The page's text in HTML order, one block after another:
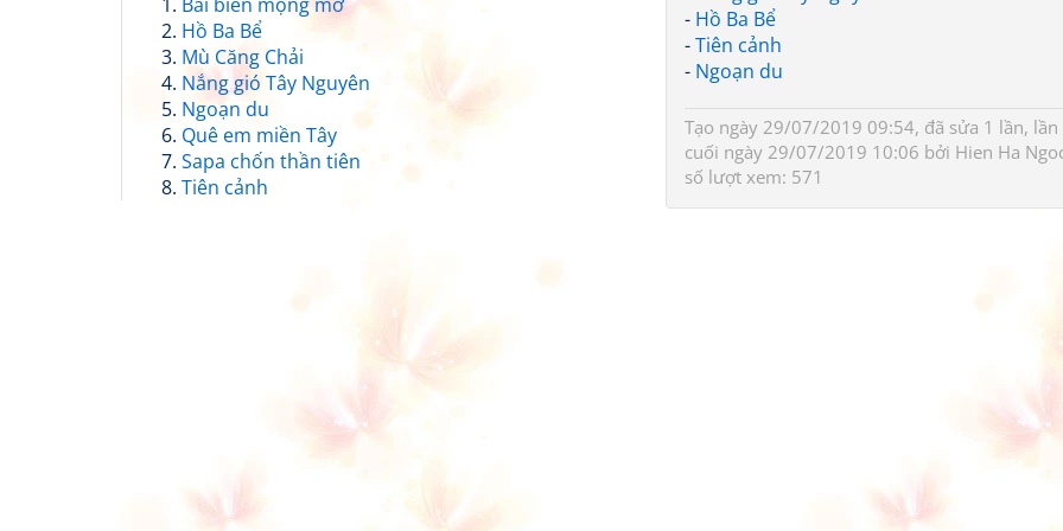
- Hồ Ba Bể
-Tiên cảnh
- Ngoạn du
Tạo ngày 29/07/2019 09:54, đã sửa 1 lần, lần
cuối ngày 29/07/2019 10:06 bởi Hien Ha
số lượt xem: 571
Hồ Ba Bể
Mù Căng Chải
Nắng gió Tây Nguyên
Ngoạn du
Quê em miền Tây
Sapa chốn thần tiên
Tiên cảnh